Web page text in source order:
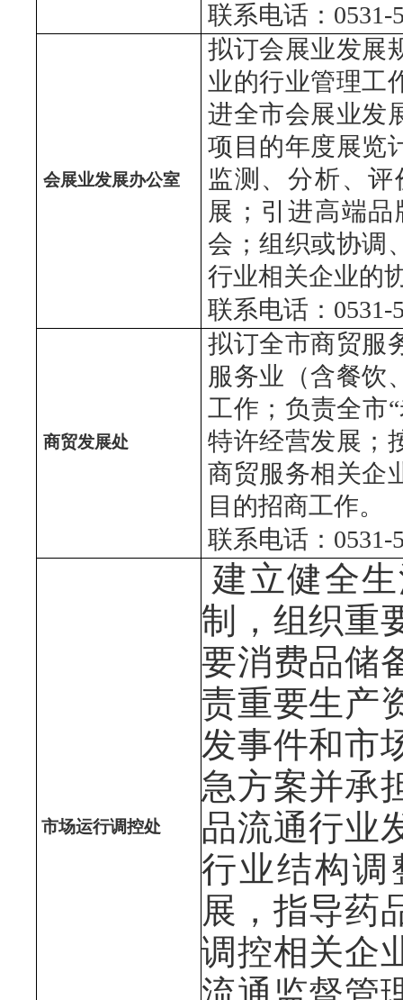
联系电话：0531-
会展业发展办公室
拟订会展业发展
业的行业管理工
进全市会展业发
项目的年度展览
监测、分析、
展；引进高端
会；组织或协调
行业相关企业的
联系电话：0531-
商贸发展处
拟订全市商贸服
服务业（含餐饮
工作；负责全市
特许经营发展；
商贸服务相关企
目的招商工作。
联系电话：0531-
市场运行调控处
建立健全
制，组织重
要消费品储
责重要生产
发事件和市
急方案并承
品流通行业
行业结构调
展，指导药
调控相关企